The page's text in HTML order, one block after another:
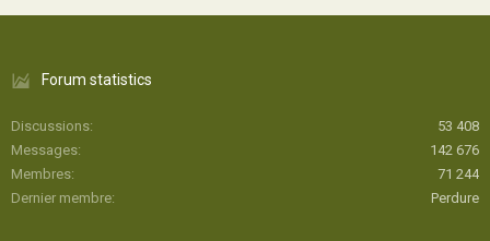
Forum statistics
Discussions
53 408
Messages
142 676
Membres
71 244
Dernier membre
Perdure